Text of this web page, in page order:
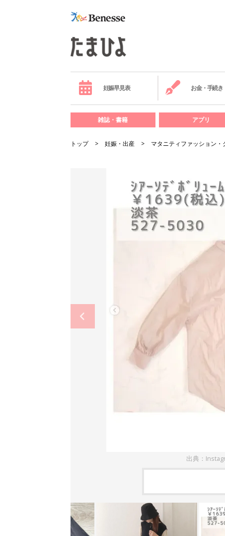
妊娠早見表 お金・手続き
雑誌・書籍 アプリ
トップ 妊娠・出産 マタニティファッション・
出典：